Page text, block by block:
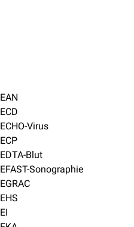
EAN
ECD
ECHO-Virus
ECP
EDTA-Blut
EFAST-Sonographie
EGRAC
EHS
EI